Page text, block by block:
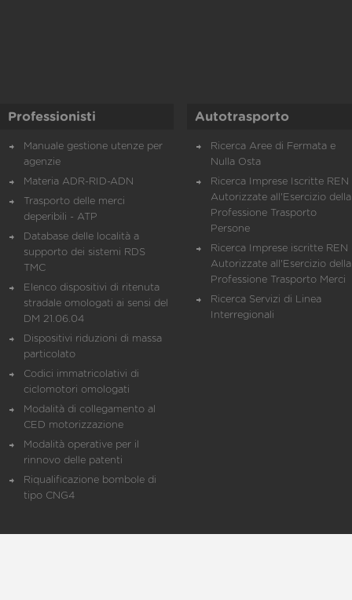
Professionisti
Manuale gestione utenze per
agenzie
Materia ADR-RID-ADN
Trasporto delle merci
deperibili - ATP
Database delle località a
supporto dei sistemi RDS
TMC
Elenco dispositivi di ritenuta
stradale omologati ai sensi del
DM 21.06.04
Dispositivi riduzioni di massa
particolato
Codici immatricolativi di
ciclomotori omologati
Modalità di collegamento al
CED motorizzazione
Modalità operative per il
rinnovo delle patenti
Riqualificazione bombole di
tipo CNG4
Autotrasporto
Ricerca Aree di Fermata e
Nulla Osta
Ricerca Imprese Iscritte REN
Autorizzate all'Esercizio della
Professione Trasporto
Persone
Ricerca Imprese iscritte REN
Autorizzate all'Esercizio della
Professione Trasporto Merci
Ricerca Servizi di Linea
Interregionali